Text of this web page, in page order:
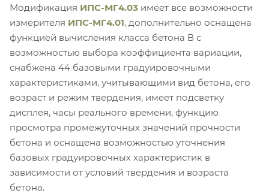
Модификация ИПС-МГ4.03 имеет все возможности
измерителя ИПС-МГ4.01, дополнительно оснащена
функцией вычисления класса бетона В с
возможностью выбора коэффициента вариации,
снабжена 44 базовыми градуировочными
характеристиками, учитывающими вид бетона, его
возраст и режим твердения, имеет подсветку
дисплея, часы реального времени, функцию
просмотра промежуточных значений прочности
бетона и оснащена возможностью уточнения
базовых градуировочных характеристик в
зависимости от условий твердения и возраста
бетона.